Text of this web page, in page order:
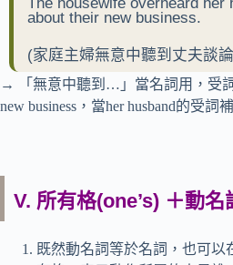
about their new business.
(家庭主婦無意中聽到丈夫談
→ 「無意中聽到…」當名詞用，受詞
new business，當her husband的受詞
V. 所有格(one’s) ＋動名
既然動名詞等於名詞，也可以